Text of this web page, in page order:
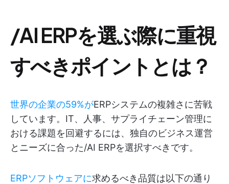
/AI ERPを選ぶ際に重視
すべきポイントとは？
世界の企業の59%がERPシステムの複雑さに苦戦
しています。IT、人事、サプライチェーン管理に
おける課題を回避するには、独自のビジネス運営
とニーズに合った/AI ERPを選択すべきです。
ERPソフトウェアに求めるべき品質は以下の通り